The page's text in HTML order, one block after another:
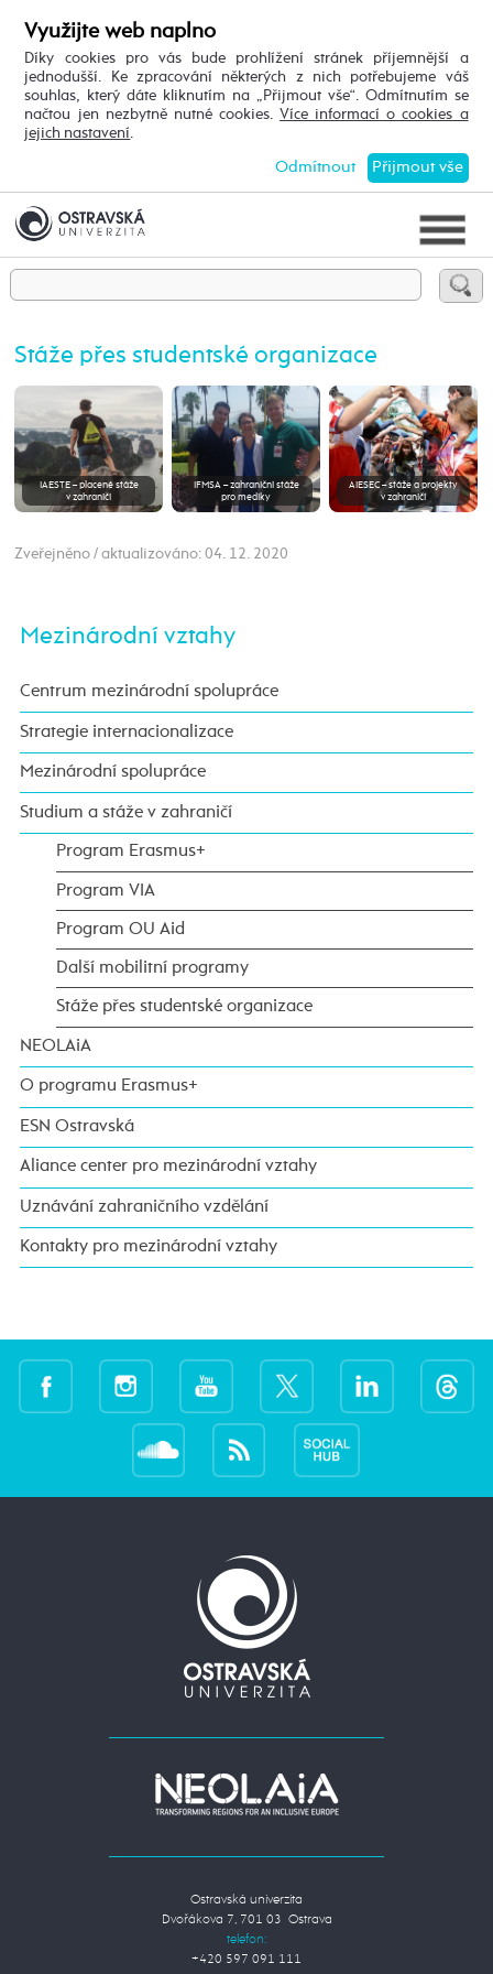
Využijte web naplno
Díky cookies pro vás bude prohlížení stránek příjemnější a
jednodušší. Ke zpracování některých z nich potřebujeme váš
souhlas, který dáte kliknutím na „Přijmout vše“. Odmítnutím se
načtou jen nezbytně nutné cookies.Více informací o cookies a
jejich nastavení
Přijmout vše
Odmítnout
Stáže přes studentské organizace
IAESTE – placené stáže
v zahraničí
IFMSA – zahraniční stáže
pro mediky
AIESEC – stáže a projekty
v zahraničí
Zveřejněno / aktualizováno: 04. 12. 2020
Mezinárodní vztahy
Centrum mezinárodní spolupráce
Strategie internacionalizace
Mezinárodní spolupráce
Studium a stáže v zahraničí
Program Erasmus+
Program VIA
Program OU Aid
Další mobilitní programy
Stáže přes studentské organizace
NEOLAiA
O programu Erasmus+
ESN Ostravská
Aliance center pro mezinárodní vztahy
Uznávání zahraničního vzdělání
Kontakty pro mezinárodní vztahy
Ostravská univerzita
Dvořákova 7, 701 03 Ostrava
telefon:
+420 597 091 111